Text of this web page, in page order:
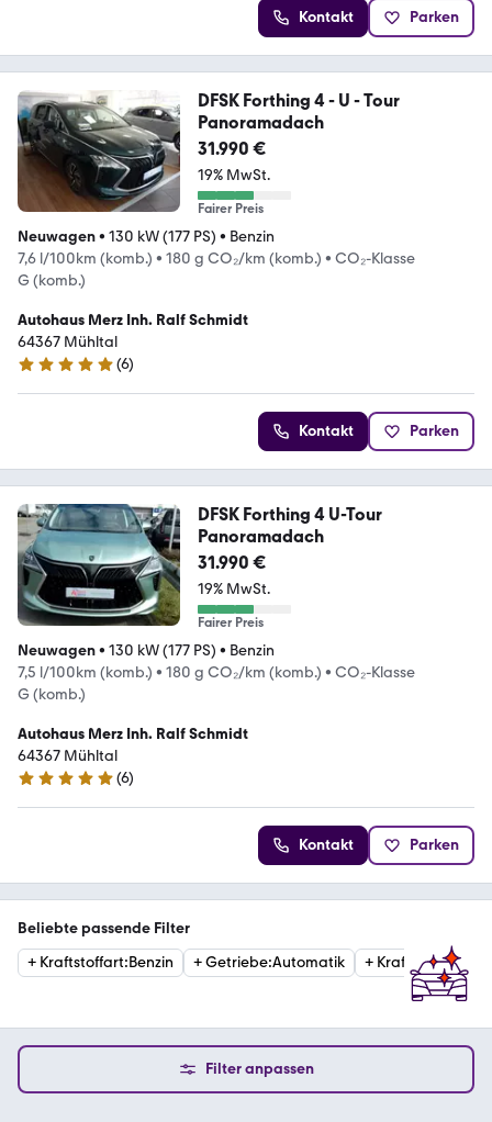
Kontakt Parken
DFSK Forthing 4 - U - Tour
Panoramadach
31.990 €
19% MwSt.
Fairer Preis
Neuwagen• 130 kW (177 PS) • Benzin
7,6 l/100km (komb.) • 180 g CO₂/km (komb.) • CO₂-Klasse
G (komb.)
Autohaus Merz Inh. Ralf Schmidt
64367 Mühltal
4.8 Sterne
(6)
Kontakt Parken
DFSK Forthing 4 U-Tour
Panoramadach
31.990 €
19% MwSt.
Fairer Preis
Neuwagen• 130 kW (177 PS) • Benzin
7,5 l/100km (komb.) • 180 g CO₂/km (komb.) • CO₂-Klasse
G (komb.)
Autohaus Merz Inh. Ralf Schmidt
64367 Mühltal
4.8 Sterne
(6)
Kontakt Parken
Beliebte passende Filter
+ Kraftstoffart:Benzin +Getriebe:Automatik + Kraftstoffart
Filter anpassen